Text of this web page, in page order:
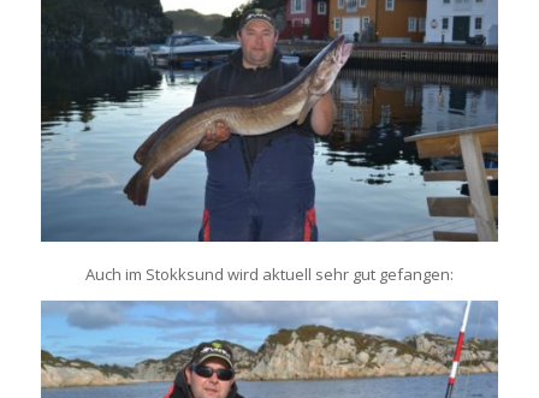
Auch im Stokksund wird aktuell sehrgut gefangen: